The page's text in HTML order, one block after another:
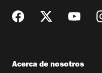
Acerca de nosotros